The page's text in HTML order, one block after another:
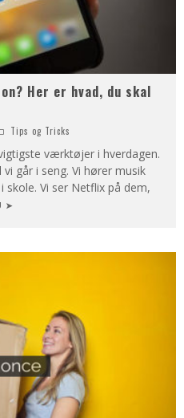
Her er hvad, du skal
Tips og Tricks
værktøjer i hverdagen.
går i seng. Vi hører musik
skole. Vi ser Netflix på dem,
➤